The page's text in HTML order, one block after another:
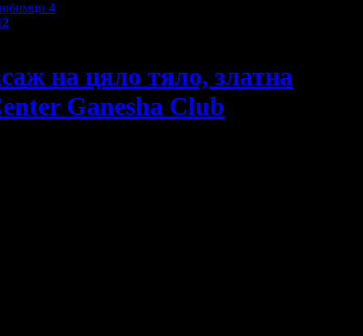
4
на цяло тяло, златна
Ganesha Club